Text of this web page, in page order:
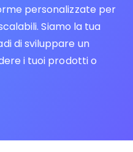
personalizzate per
Siamo la tua
di sviluppare un
i tuoi prodotti o